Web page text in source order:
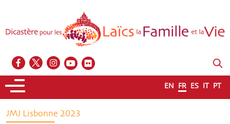
EN FR ES IT PT
JMJ Lisbonne 2023